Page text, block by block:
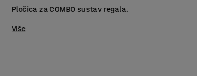
Pločica za COMBO sustav regala.
Više